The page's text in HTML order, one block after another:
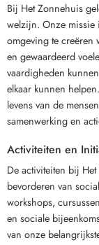
Bij Het Zonnehuis
welzijn. Onze missie
omgeving te creëren
en gewaardeerd
vaardigheden
elkaar kunnen
levens van de
samenwerking en
Activiteiten en
De activiteiten bij
bevorderen van
workshops,
en sociale
van onze